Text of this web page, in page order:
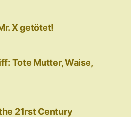
X getötet!
Tote Mutter, Waise,
21rst Century